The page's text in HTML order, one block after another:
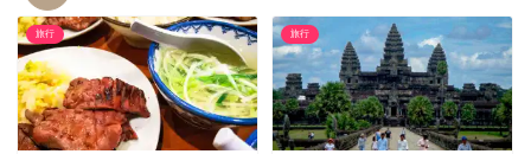
旅行 旅行